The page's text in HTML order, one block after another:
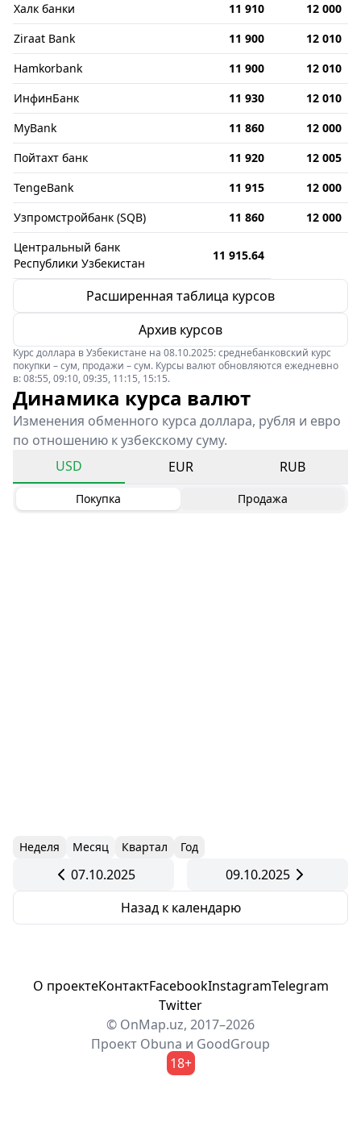
Халк банки
11 910
12 000
Ziraat Bank
11 900
12 010
Hamkorbank
11 900
12 010
ИнфинБанк
11 930
12 010
MyBank
11 860
12 000
Пойтахт банк
11 920
12 005
TengeBank
11 915
12 000
Узпромстройбанк (SQB)
11 860
12 000
Центральный банк
Республики Узбекистан
11 915.64
Расширенная таблица курсов
Архив курсов
Курс доллара в Узбекистане на 08.10.2025: среднебанковский курс
покупки – сум, продажи – сум. Курсы валют обновляются ежедневно
в: 08:55, 09:10, 09:35, 11:15, 15:15.
Динамика курса валют
Изменения обменного курса доллара, рубля и евро
по отношению к узбекскому суму.
USD
EUR RUB
Покупка Продажа
Неделя Месяц Квартал Год
07.10.2025
09.10.2025
Назад к календарю
О проектеКонтактFacebookInstagramTelegram
Twitter
© OnMap.uz, 2017–2026
Проект Obuna и GoodGroup
18+